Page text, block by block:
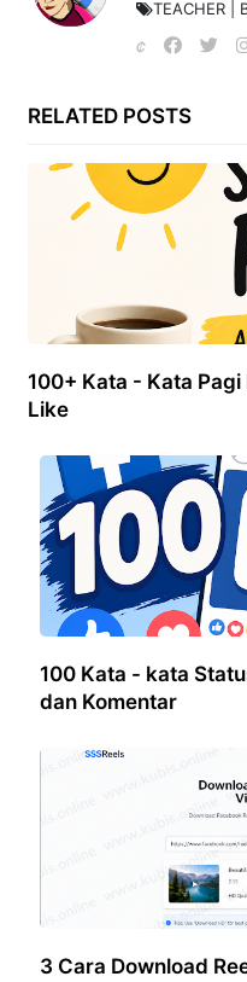
TEACHER |
RELATED POSTS
100+ Kata - Kata
Like
100 Kata - kata
dan Komentar
3 Cara Download